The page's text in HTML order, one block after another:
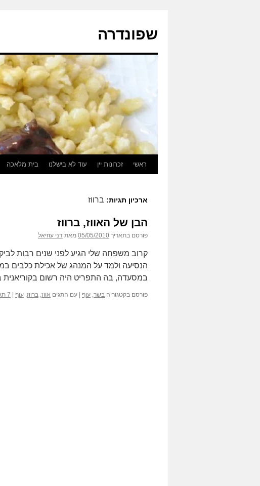
שפונדרה
ראשי זכרונות יין עוד לא בישלנו בית מלאכה
ארכיון תגיות: ברווז
הבן של האווז, ברווז
פורסם בתאריך 05/05/2010 מאת דני עוזיאל
קרוב משפחה שלי הגיע לפני שנים רבות
הנסיעה ולמד על המנהג של אכילת כלבים
במסעדה, בה התפריט היה רשום
פורסם בקטגוריה בשר, עוף עם התגים אווז, ברווז, עוף 7 תגובות